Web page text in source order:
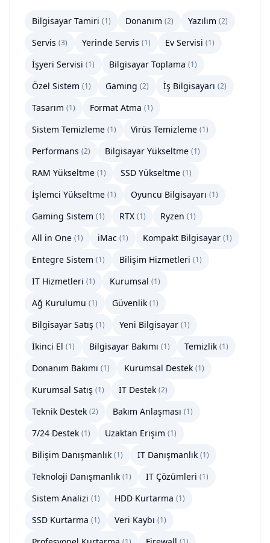
Bilgisayar Tamiri (1) Donanım (2) Yazılım (2)
Servis (3) Yerinde Servis (1) Ev Servisi (1)
İşyeri Servisi (1) Bilgisayar Toplama (1)
Özel Sistem (1) Gaming (2) İş Bilgisayarı (2)
Tasarım (1) Format Atma (1)
Sistem Temizleme (1) Virüs Temizleme (1)
Performans (2) Bilgisayar Yükseltme (1)
RAM Yükseltme (1) SSD Yükseltme (1)
İşlemci Yükseltme (1) Oyuncu Bilgisayarı (1)
Gaming Sistem (1) RTX (1) Ryzen (1)
All in One (1) iMac (1) Kompakt Bilgisayar (1)
Entegre Sistem (1) Bilişim Hizmetleri (1)
IT Hizmetleri (1) Kurumsal (1)
Ağ Kurulumu (1) Güvenlik (1)
Bilgisayar Satış (1) Yeni Bilgisayar (1)
İkinci El (1) Bilgisayar Bakımı (1) Temizlik (1)
Donanım Bakımı (1) Kurumsal Destek (1)
Kurumsal Satış (1) IT Destek (2)
Teknik Destek (2) Bakım Anlaşması (1)
7/24 Destek (1) Uzaktan Erişim (1)
Bilişim Danışmanlık (1) IT Danışmanlık (1)
Teknoloji Danışmanlık (1) IT Çözümleri (1)
Sistem Analizi (1) HDD Kurtarma (1)
SSD Kurtarma (1) Veri Kaybı (1)